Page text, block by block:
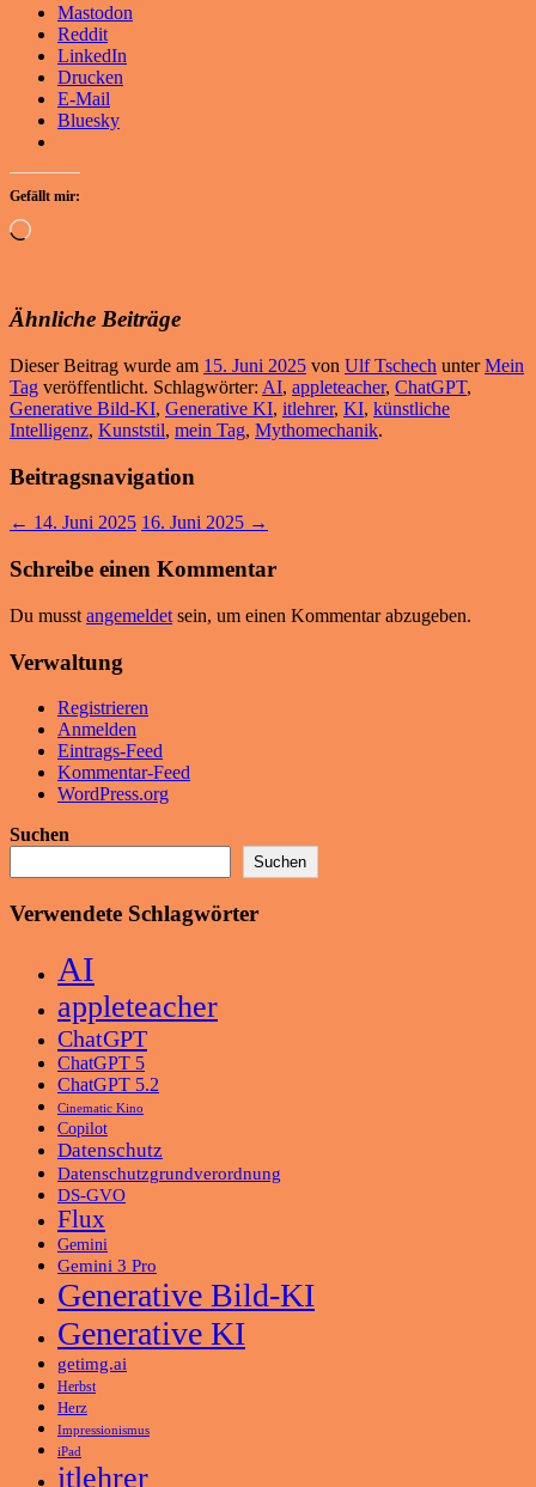
Mastodon
Reddit
LinkedIn
Drucken
E-Mail
Bluesky
Gefällt mir:
Wird
Ähnliche Beiträge
Dieser Beitrag wurde am 15. Juni 2025 von Ulf Tschech unterMein
Tag veröffentlicht. Schlagwörter: AI, appleteacher, ChatGPT,
Generative Bild-KI, Generative KI, itlehrer, KI, künstliche
Intelligenz, Kunststil, mein Tag, Mythomechanik.
Beitragsnavigation
← 14. Juni 2025 16. Juni 2025 →
Schreibe einen Kommentar
Du musst angemeldet sein, um einen Kommentar abzugeben.
Verwaltung
Registrieren
Anmelden
Eintrags-Feed
Kommentar-Feed
WordPress.org
Suchen
Suchen
Verwendete Schlagwörter
AI
appleteacher
ChatGPT
ChatGPT 5
ChatGPT 5.2
Cinematic Kino
Copilot
Datenschutz
Datenschutzgrundverordnung
DS-GVO
Flux
Gemini
Gemini 3 Pro
Generative Bild-KI
Generative KI
getimg.ai
Herbst
Herz
Impressionismus
iPad
itlehrer